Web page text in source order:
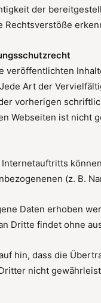
der
Rechtsverstöße
veröffentlichten
Art der
vorherigen
Webseiten ist nicht
(z. B.
Daten erhoben
Dritte findet ohne
hin, dass die
nicht